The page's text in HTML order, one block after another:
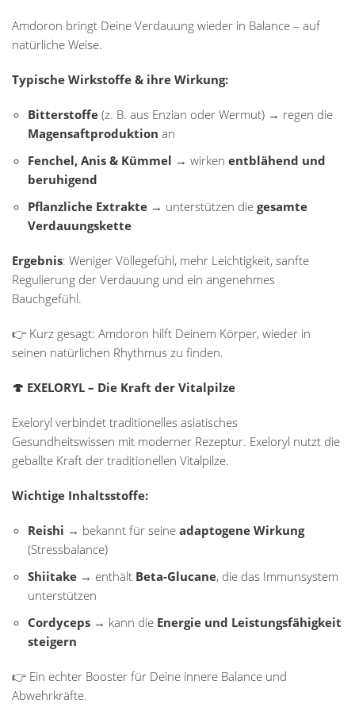
Amdoron bringt Deine Verdauung wieder in Balance – auf
natürliche Weise.
Typische Wirkstoffe & ihre Wirkung:
Bitterstoffe (z. B. aus Enzian oder Wermut) → regen die
Magensaftproduktion an
Fenchel, Anis & Kümmel → wirken entblähend und
beruhigend
Pflanzliche Extrakte → unterstützen die gesamte
Verdauungskette
Ergebnis: Weniger Völlegefühl, mehr Leichtigkeit, sanfte
Regulierung der Verdauung und ein angenehmes
Bauchgefühl.
👉 Kurz gesagt: Amdoron hilft Deinem Körper, wieder in
seinen natürlichen Rhythmus zu finden.
🍄 EXELORYL – Die Kraft der Vitalpilze
Exeloryl verbindet traditionelles asiatisches
Gesundheitswissen mit moderner Rezeptur. Exeloryl nutzt die
geballte Kraft der traditionellen Vitalpilze.
Wichtige Inhaltsstoffe:
Reishi → bekannt für seine adaptogene Wirkung
(Stressbalance)
Shiitake → enthält Beta-Glucane, die das Immunsystem
unterstützen
Cordyceps → kann die Energie und Leistungsfähigkeit
steigern
👉 Ein echter Booster für Deine innere Balance und
Abwehrkräfte.